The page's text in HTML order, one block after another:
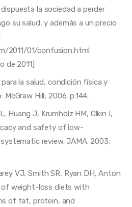
la sociedad a perder
su salud, y además a un precio
2011/01/confusion.html
de 2011]
para la salud, condición física y
McGraw Hill; 2006. p.144.
Huang J, Krumholz HM, Olkin I,
and safety of low-
review. JAMA. 2003;
VJ, Smith SR, Ryan DH, Anton
of weight-loss diets with
of fat, protein, and